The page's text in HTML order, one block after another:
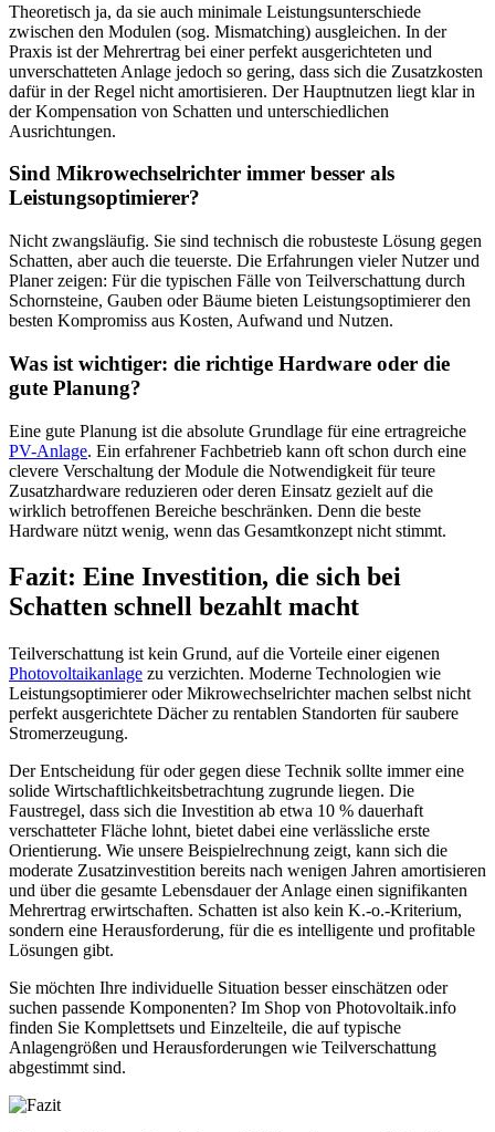
Theoretisch ja, da sie auch minimale Leistungsunterschiede
zwischen den Modulen (sog. Mismatching) ausgleichen. In der
Praxis ist der Mehrertrag bei einer perfekt ausgerichteten und
unverschatteten Anlage jedoch so gering, dass sich die Zusatzkosten
dafür in der Regel nicht amortisieren. Der Hauptnutzen liegt klar in
der Kompensation von Schatten und unterschiedlichen
Ausrichtungen.
Sind Mikrowechselrichter immer besser als
Leistungsoptimierer?
Nicht zwangsläufig. Sie sind technisch die robusteste Lösung gegen
Schatten, aber auch die teuerste. Die Erfahrungen vieler Nutzer und
Planer zeigen: Für die typischen Fälle von Teilverschattung durch
Schornsteine, Gauben oder Bäume bieten Leistungsoptimierer den
besten Kompromiss aus Kosten, Aufwand und Nutzen.
Was ist wichtiger: die richtige Hardware oder die
gute Planung?
Eine gute Planung ist die absolute Grundlage für eine ertragreiche
PV-Anlage. Ein erfahrener Fachbetrieb kann oft schon durch eine
clevere Verschaltung der Module die Notwendigkeit für teure
Zusatzhardware reduzieren oder deren Einsatz gezielt auf die
wirklich betroffenen Bereiche beschränken. Denn die beste
Hardware nützt wenig, wenn das Gesamtkonzept nicht stimmt.
Fazit: Eine Investition, die sich bei
Schatten schnell bezahlt macht
Teilverschattung ist kein Grund, auf die Vorteile einer eigenen
Photovoltaikanlage zu verzichten. Moderne Technologien wie
Leistungsoptimierer oder Mikrowechselrichter machen selbst nicht
perfekt ausgerichtete Dächer zu rentablen Standorten für saubere
Stromerzeugung.
Der Entscheidung für oder gegen diese Technik sollte immer eine
solide Wirtschaftlichkeitsbetrachtung zugrunde liegen. Die
Faustregel, dass sich die Investition ab etwa 10 % dauerhaft
verschatteter Fläche lohnt, bietet dabei eine verlässliche erste
Orientierung. Wie unsere Beispielrechnung zeigt, kann sich die
moderate Zusatzinvestition bereits nach wenigen Jahren amortisieren
und über die gesamte Lebensdauer der Anlage einen signifikanten
Mehrertrag erwirtschaften. Schatten ist also kein K.-o.-Kriterium,
sondern eine Herausforderung, für die es intelligente und profitable
Lösungen gibt.
Sie möchten Ihre individuelle Situation besser einschätzen oder
suchen passende Komponenten? Im Shop von Photovoltaik.info
finden Sie Komplettsets und Einzelteile, die auf typische
Anlagengrößen und Herausforderungen wie Teilverschattung
abgestimmt sind.